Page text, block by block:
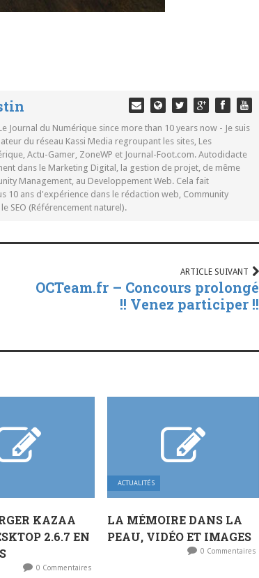
Journal du Numérique since more than 10 years now - Je suis
du réseau Kassi Media regroupant les sites, Les
Actu-Gamer, ZoneWP et Journal-Foot.com. Autodidacte
dans le Marketing Digital, la gestion de projet, de même
Management, au Developpement Web. Cela fait
10 ans d'expérience dans le rédaction web, Community
SEO (Référencement naturel).
ARTICLE SUIVANT
OCTeam.fr – Concours prolongé
!! Venez participer !!
KAZAA
2.6.7 EN
0 Commentaires
ACTUALITÉS
LA MÉMOIRE DANS LA
PEAU, VIDÉO ET IMAGES
0 Commentaires